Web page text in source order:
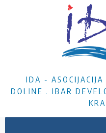
IDA -
DOLINE . IBAR